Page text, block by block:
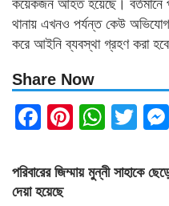
কয়েকজন আহত হয়েছে। বর্তমানে
থানায় এখনও পর্যন্ত কেউ
করে আইনি ব্যবস্থা গ্রহণ করা
Share Now
Facebook
Pinterest
Post
navigation
পরিবারের জিম্মায় মুন্নী সাহাকে
দেয়া হয়েছে